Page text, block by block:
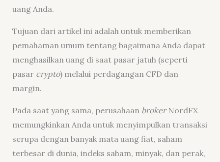
uang Anda.
Tujuan dari artikel ini adalah untuk memberikan
pemahaman umum tentang bagaimana Anda dapat
menghasilkan uang di saat pasar jatuh (seperti
pasar crypto) melalui perdagangan CFD dan
margin.
Pada saat yang sama, perusahaan brokerNordFX
memungkinkan Anda untuk menyimpulkan transaksi
serupa dengan banyak mata uang fiat, saham
terbesar di dunia, indeks saham, minyak, dan perak,